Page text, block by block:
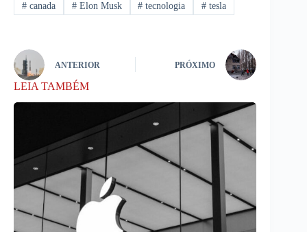
#canada #Elon Musk # tecnologia # tesla
ANTERIOR PRÓXIMO
LEIA TAMBÉM